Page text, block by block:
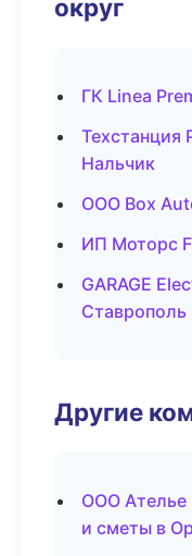
округ
ГК Linea
Техстанция
Нальчик
ООО Box
ИП Моторс
GARAGE
Ставрополь
Другие
ООО Ателье
и сметы в